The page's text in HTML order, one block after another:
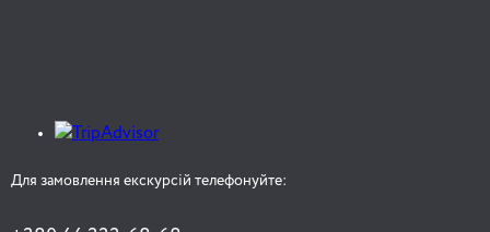
Для замовлення екскурсій телефонуйте: